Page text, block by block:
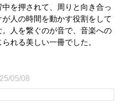
を押されて、周りと向き合っ
人の時間を動かす役割をして
。人を繋ぐのが音で、音楽への
れる美しい一冊でした。
05/08